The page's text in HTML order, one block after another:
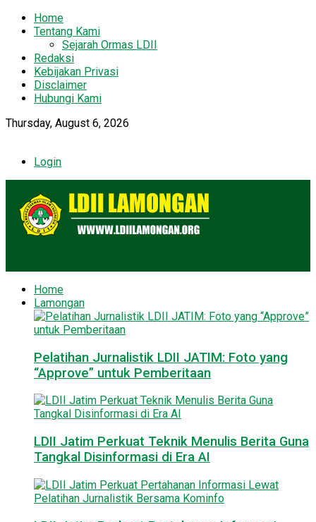
Home
Tentang Kami
Sejarah Ormas LDII
Redaksi
Kebijakan Privasi
Disclaimer
Hubungi Kami
Thursday, August 6, 2026
Login
Home
Lamongan
Pelatihan Jurnalistik LDII JATIM: Foto yang
“Approve” untuk Pemberitaan
LDII Jatim Perkuat Teknik Menulis Berita Guna
Tangkal Disinformasi di Era AI